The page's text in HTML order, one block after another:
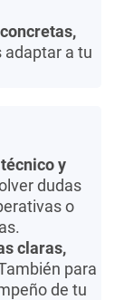
adaptar a tu
técnico y
dudas
o
claras,
para
de tu